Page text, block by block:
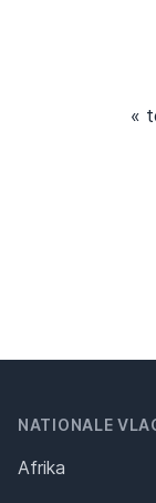
«
NATIONALE
Afrika